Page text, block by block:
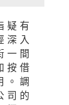
疑有
深入
一間
按借
。調
司的